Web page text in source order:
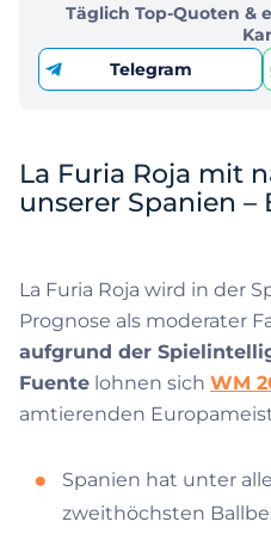
Täglich Top-Quoten &
Telegram
La Furia Roja mit
unserer Spanien
La Furia Roja wird in der
Prognose als moderater
aufgrund der
Fuente lohnen sich WM
amtierenden
Spanien hat unter
zweithöchsten